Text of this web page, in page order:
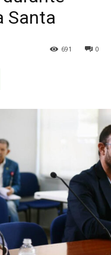
Santa
0
691